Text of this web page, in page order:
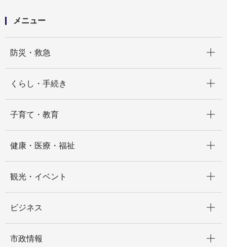
メニュー
防災・救急
くらし・手続き
子育て・教育
健康・医療・福祉
観光・イベント
ビジネス
市政情報